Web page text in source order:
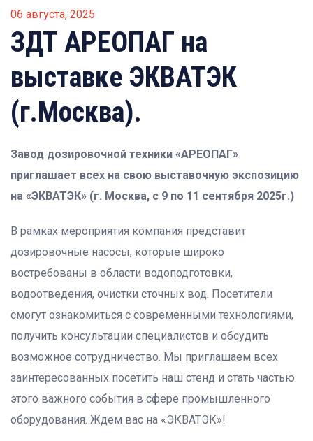
06 августа, 2025
ЗДТ АРЕОПАГ на
выставке ЭКВАТЭК
(г.Москва).
Завод дозировочной техники «АРЕОПАГ»
приглашает всех на свою выставочную экспозицию
на «ЭКВАТЭК» (г. Москва, с 9 по 11 сентября 2025г.)
В рамках мероприятия компания представит
дозировочные насосы, которые широко
востребованы в области водоподготовки,
водоотведения, очистки сточных вод. Посетители
смогут ознакомиться с современными технологиями,
получить консультации специалистов и обсудить
возможное сотрудничество. Мы приглашаем всех
заинтересованных посетить наш стенд и стать частью
этого важного события в сфере промышленного
оборудования. Ждем вас на «ЭКВАТЭК»!